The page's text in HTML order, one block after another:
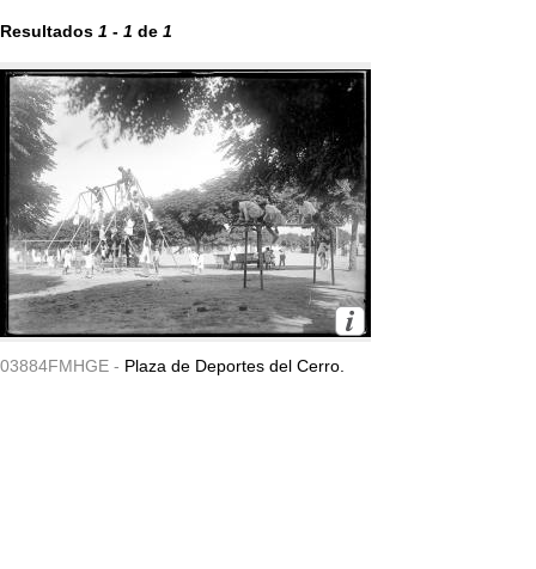
Resultados 1 - 1 de 1
03884FMHGE - Plaza de Deportes del Cerro.